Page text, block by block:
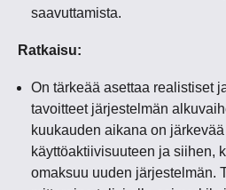
saavuttamista.
Ratkaisu:
On tärkeää asettaa realistiset
tavoitteet järjestelmän
kuukauden aikana on
käyttöaktiivisuuteen ja siihen,
omaksuu uuden järjestelmän.